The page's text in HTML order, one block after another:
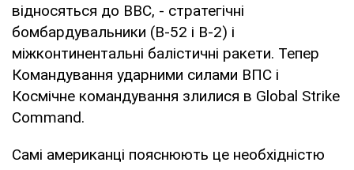
відносяться до ВВС, - стратегічні
бомбардувальники (B-52 і B-2) і
міжконтинентальні балістичні ракети. Тепер
Командування ударними силами ВПС і
Космічне командування злилися в Global Strike
Command.
Самі американці пояснюють це необхідністю